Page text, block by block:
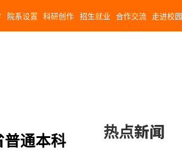
院系设置 科研创作 招生就业 合作交流 走进校园
普通本科
热点新闻